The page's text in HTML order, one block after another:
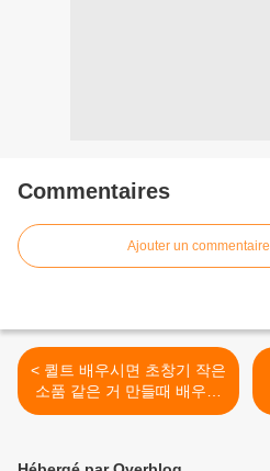
Commentaires
Ajouter un commentaire
< 퀼트 배우시면 초창기 작은
소품 같은 거 만들때 배우게
되는 키링커버 도안입니